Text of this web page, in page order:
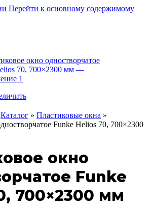
Перейти к основному содержимому
Каталог » Пластиковые окна »
Funke Helios 70, 700×2300
окно
Funke
700×2300 мм